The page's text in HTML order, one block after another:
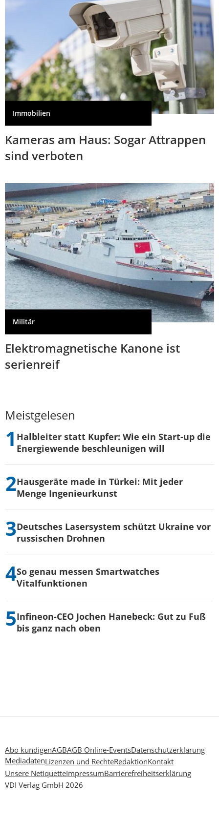
Immobilien
Kameras am Haus: Sogar Attrappen
sind verboten
Militär
Elektromagnetische Kanone ist
serienreif
Meistgelesen
Halbleiter statt Kupfer: Wie ein Start-up die
Energiewende beschleunigen will
Hausgeräte made in Türkei: Mit jeder
Menge Ingenieurkunst
Deutsches Lasersystem schützt Ukraine vor
russischen Drohnen
So genau messen Smartwatches
Vitalfunktionen
Infineon-CEO Jochen Hanebeck: Gut zu Fuß
bis ganz nach oben
Abo kündigenAGBAGB Online-EventsDatenschutzerklärung
MediadatenLizenzen und RechteRedaktionKontakt
Unsere NetiquetteImpressumBarrierefreiheitserklärung
VDI Verlag GmbH 2026